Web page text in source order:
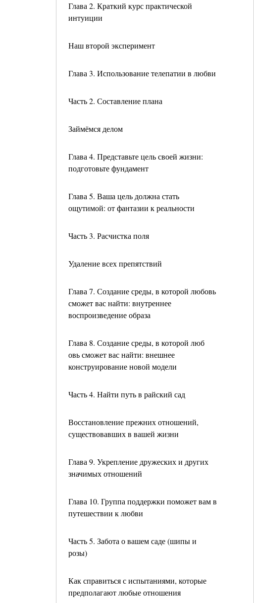
Глава 2. Краткий курс практической
интуиции
Наш второй эксперимент
Глава 3. Использование телепатии в любви
Часть 2. Составление плана
Займёмся делом
Глава 4. Представьте цель своей жизни:
подготовьте фундамент
Глава 5. Ваша цель должна стать
ощутимой: от фантазии к реальности
Часть 3. Расчистка поля
Удаление всех препятствий
Глава 7. Создание среды, в которой любовь
сможет вас найти: внутреннее
воспроизведение образа
Глава 8. Создание среды, в которой люб
овь сможет вас найти: внешнее
конструирование новой модели
Часть 4. Найти путь в райский сад
Восстановление прежних отношений,
существовавших в вашей жизни
Глава 9. Укрепление дружеских и других
значимых отношений
Глава 10. Группа поддержки поможет вам в
путешествии к любви
Часть 5. Забота о вашем саде (шипы и
розы)
Как справиться с испытаниями, которые
предполагают любые отношения